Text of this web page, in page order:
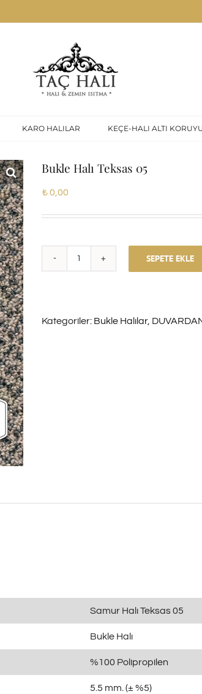
KARO HALILAR KEÇE-HALI ALTI
Bukle Halı Teksas 05
₺0,00
05
SEPETE EKLE
Kategoriler: Bukle Halılar,
Samur Halı Teksas 05
Bukle Halı
%100 Polipropilen
5.5 mm. (± %5)